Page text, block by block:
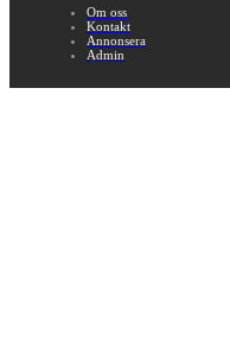
Om oss
Kontakt
Annonsera
Admin